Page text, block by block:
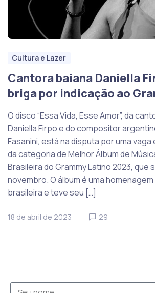
Cultura e Lazer
Cantora baiana Daniella
briga por indicação ao
O disco “Essa Vida, Esse Amor”, da
Daniella Firpo e do compositor
Fasanini, está na disputa por uma
da categoria de Melhor Álbum de
Brasileira do Grammy Latino 2023, que
novembro. O álbum é uma homenagem
brasileira e teve seu […]
18 de abril de 2023 29